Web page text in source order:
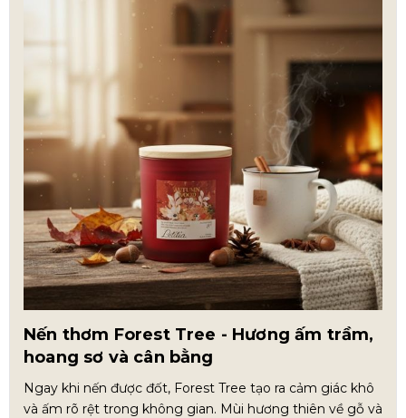
Nến thơm Forest Tree - Hương ấm trầm,
hoang sơ và cân bằng
Ngay khi nến được đốt, Forest Tree tạo ra cảm giác khô
và ấm rõ rệt trong không gian. Mùi hương thiên về gỗ và